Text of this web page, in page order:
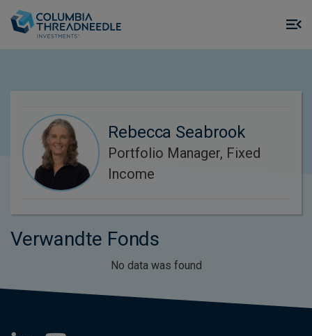
Rebecca Seabrook
Portfolio Manager, Fixed
Income
Verwandte Fonds
No data was found